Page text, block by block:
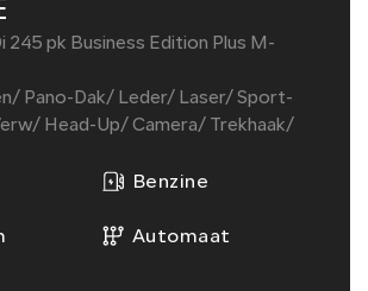
245 pk Business Edition Plus M-
Pano-Dak/ Leder/ Laser/ Sport-
Head-Up/ Camera/ Trekhaak/
Benzine
Automaat